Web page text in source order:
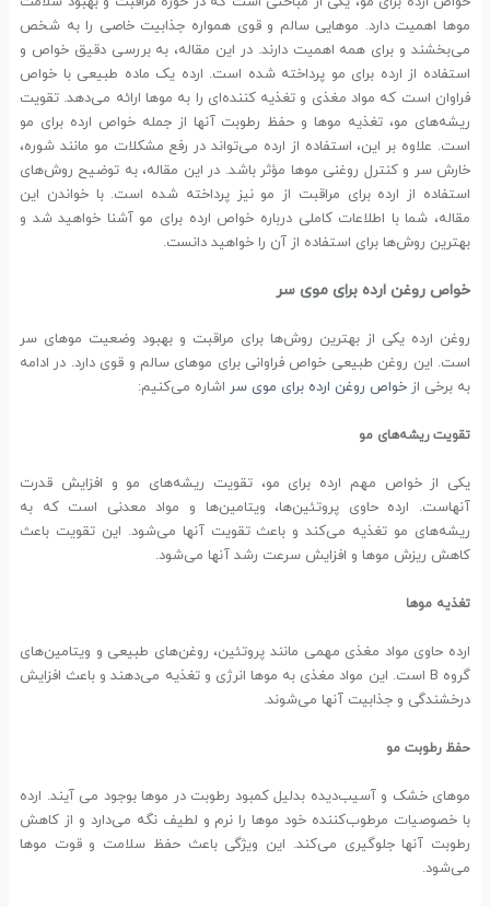
موها اهمیت دارد. موهایی سالم و قوی همواره جذابیت خاصی را به شخص
می‌بخشند و برای همه اهمیت دارند. در این مقاله، به بررسی دقیق خواص و
استفاده از ارده برای مو پرداخته شده است. ارده یک ماده طبیعی با خواص
فراوان است که مواد مغذی و تغذیه کننده‌ای را به موها ارائه می‌دهد. تقویت
ریشه‌های مو، تغذیه موها و حفظ رطوبت آنها از جمله خواص ارده برای مو
است. علاوه بر این، استفاده از ارده می‌تواند در رفع مشکلات مو مانند شوره،
خارش سر و کنترل روغنی موها مؤثر باشد. در این مقاله، به توضیح روش‌های
استفاده از ارده برای مراقبت از مو نیز پرداخته شده است. با خواندن این
مقاله، شما با اطلاعات کاملی درباره خواص ارده برای مو آشنا خواهید شد و
بهترین روش‌ها برای استفاده از آن را خواهید دانست.
خواص روغن ارده برای موی سر
روغن ارده یکی از بهترین روش‌ها برای مراقبت و بهبود وضعیت موهای سر
است. این روغن طبیعی خواص فراوانی برای موهای سالم و قوی دارد. در ادامه
به برخی از خواص روغن ارده برای موی سر اشاره می‌کنیم:
تقویت ریشه‌های مو
یکی از خواص مهم ارده برای مو، تقویت ریشه‌های مو و افزایش قدرت
آنهاست. ارده حاوی پروتئین‌ها، ویتامین‌ها و مواد معدنی است که به
ریشه‌های مو تغذیه می‌کند و باعث تقویت آنها می‌شود. این تقویت باعث
کاهش ریزش موها و افزایش سرعت رشد آنها می‌شود.
تغذیه موها
ارده حاوی مواد مغذی مهمی مانند پروتئین، روغن‌های طبیعی و ویتامین‌های
گروه B است. این مواد مغذی به موها انرژی و تغذیه می‌دهند و باعث افزایش
درخشندگی و جذابیت آنها می‌شوند.
حفظ رطوبت مو
موهای خشک و آسیب‌دیده بدلیل کمبود رطوبت در موها بوجود می آیند. ارده
با خصوصیات مرطوب‌کننده خود موها را نرم و لطیف نگه می‌دارد و از کاهش
رطوبت آنها جلوگیری می‌کند. این ویژگی باعث حفظ سلامت و قوت موها
می‌شود.